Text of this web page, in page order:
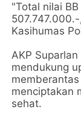
"Total nilai
Kasihumas
AKP
mendukung
menciptakan
sehat.